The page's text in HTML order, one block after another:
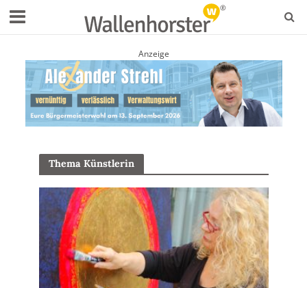
Anzeige
Thema Künstlerin